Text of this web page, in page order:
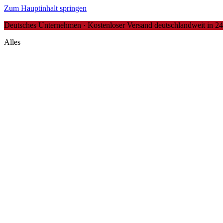
Zum Hauptinhalt springen
Deutsches Unternehmen · Kostenloser Versand deutschlandweit in
Alles